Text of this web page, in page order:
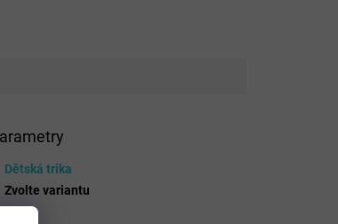
Dětská trika
Zvolte variantu